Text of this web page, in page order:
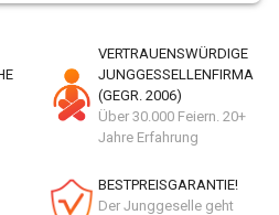
VERTRAUENSWÜRDIGE
JUNGGESSELLENFIRMA
(GEGR. 2006)
Über 30.000 Feiern. 20+
Jahre Erfahrung
BESTPREISGARANTIE!
Der Junggeselle geht